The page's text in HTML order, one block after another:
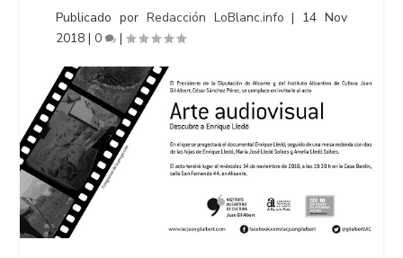
Publicado por Redacción LoBlanc.info | 14 Nov
2018 |0 |